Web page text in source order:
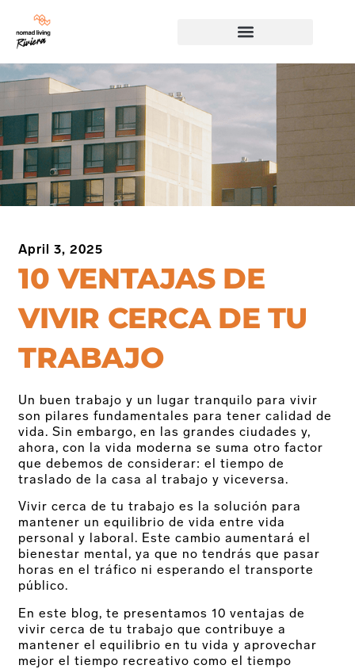
April 3, 2025
10 VENTAJAS DE
VIVIR CERCA DE TU
TRABAJO
Un buen trabajo y un lugar tranquilo para vivir
son pilares fundamentales para tener calidad de
vida. Sin embargo, en las grandes ciudades y,
ahora, con la vida moderna se suma otro factor
que debemos de considerar: el tiempo de
traslado de la casa al trabajo y viceversa.
Vivir cerca de tu trabajo es la solución para
mantener un equilibrio de vida entre vida
personal y laboral. Este cambio aumentará el
bienestar mental, ya que no tendrás que pasar
horas en el tráfico ni esperando el transporte
público.
En este blog, te presentamos 10 ventajas de
vivir cerca de tu trabajo que contribuye a
mantener el equilibrio en tu vida y aprovechar
mejor el tiempo recreativo como el tiempo